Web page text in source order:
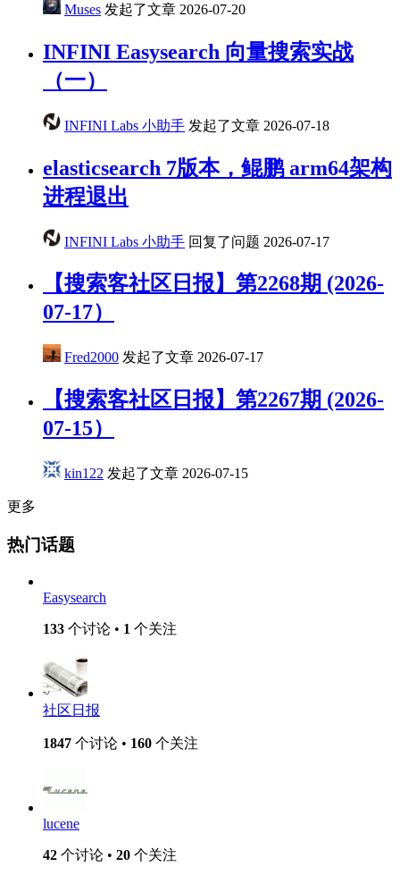
Muses 发起了文章 2026-07-20
INFINI Easysearch 向量搜索实战
（一）
INFINI Labs 小助手 发起了文章 2026-07-18
elasticsearch 7版本，鲲鹏 arm64架构
进程退出
INFINI Labs 小助手 回复了问题 2026-07-17
【搜索客社区日报】第2268期 (2026-
07-17）
Fred2000 发起了文章 2026-07-17
【搜索客社区日报】第2267期 (2026-
07-15）
kin122 发起了文章 2026-07-15
更多
热门话题
Easysearch
133 个讨论 • 1 个关注
社区日报
1847 个讨论 • 160 个关注
lucene
42 个讨论 • 20 个关注